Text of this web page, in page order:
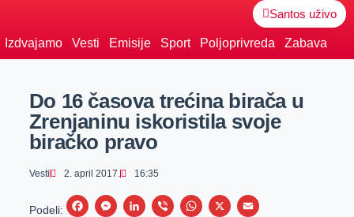
Santos uživo
Izdvajamo Vesti Emisije Sport Poljoprivreda Zabava
Do 16 časova trećina birača u
Zrenjaninu iskoristila svoje
biračko pravo
Vesti 2. april 2017. 16:35
Podeli:
F
M
L
V
W
X
E